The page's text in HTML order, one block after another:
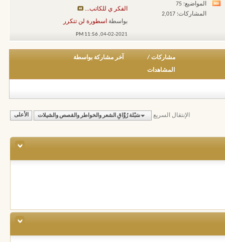
مشاهدة
المواضيع: 75
المشاركات: 2,017
الفكر ي للكاتب...
بواسطة اسطورة لن تتكرر
04-02-2021,
11:56 PM
مشاركات /
المشاهدات
آخر مشاركة بواسطة
الإنتقال السريع سَبْلة رُوَّاقِ الشعر والخواطر والقصص والشيلات الأعلى